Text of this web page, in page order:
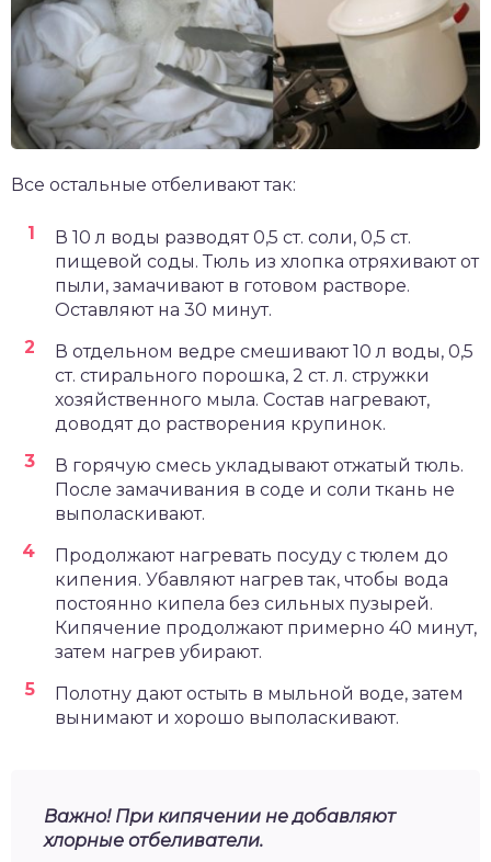
Все остальные отбеливают так:
В 10 л воды разводят 0,5 ст. соли, 0,5 ст.
пищевой соды. Тюль из хлопка отряхивают от
пыли, замачивают в готовом растворе.
Оставляют на 30 минут.
В отдельном ведре смешивают 10 л воды, 0,5
ст. стирального порошка, 2 ст. л. стружки
хозяйственного мыла. Состав нагревают,
доводят до растворения крупинок.
В горячую смесь укладывают отжатый тюль.
После замачивания в соде и соли ткань не
выполаскивают.
Продолжают нагревать посуду с тюлем до
кипения. Убавляют нагрев так, чтобы вода
постоянно кипела без сильных пузырей.
Кипячение продолжают примерно 40 минут,
затем нагрев убирают.
Полотну дают остыть в мыльной воде, затем
вынимают и хорошо выполаскивают.
Важно! При кипячении не добавляют
хлорные отбеливатели.